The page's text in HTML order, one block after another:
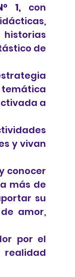
1, con
de
a
y vivan
conocer
más de
su
amor,
por el